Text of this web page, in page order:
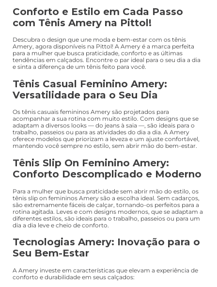
Conforto e Estilo em Cada Passo
com Tênis Amery na Pittol!
Descubra o design que une moda e bem-estar com os tênis
Amery, agora disponíveis na Pittol! A Amery é a marca perfeita
para a mulher que busca praticidade, conforto e as últimas
tendências em calçados. Encontre o par ideal para o seu dia a dia
e sinta a diferença de um tênis feito para você.
Tênis Casual Feminino Amery:
Versatilidade para o Seu Dia
Os tênis casuais femininos Amery são projetados para
acompanhar a sua rotina com muito estilo. Com designs que se
adaptam a diversos looks — do jeans à saia —, são ideais para o
trabalho, passeios ou para as atividades do dia a dia. A Amery
oferece modelos que priorizam a leveza e um ajuste confortável,
mantendo você sempre no estilo, sem abrir mão do bem-estar.
Tênis Slip On Feminino Amery:
Conforto Descomplicado e Moderno
Para a mulher que busca praticidade sem abrir mão do estilo, os
tênis slip on femininos Amery são a escolha ideal. Sem cadarços,
são extremamente fáceis de calçar, tornando-os perfeitos para a
rotina agitada. Leves e com designs modernos, que se adaptam a
diferentes estilos, são ideais para o trabalho, passeios ou para um
dia a dia leve e cheio de conforto.
Tecnologias Amery: Inovação para o
Seu Bem-Estar
A Amery investe em características que elevam a experiência de
conforto e durabilidade em seus calçados: